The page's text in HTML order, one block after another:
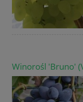
Winorośl 'Bruno'